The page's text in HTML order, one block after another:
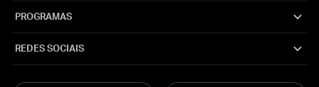
PROGRAMAS
REDES SOCIAIS